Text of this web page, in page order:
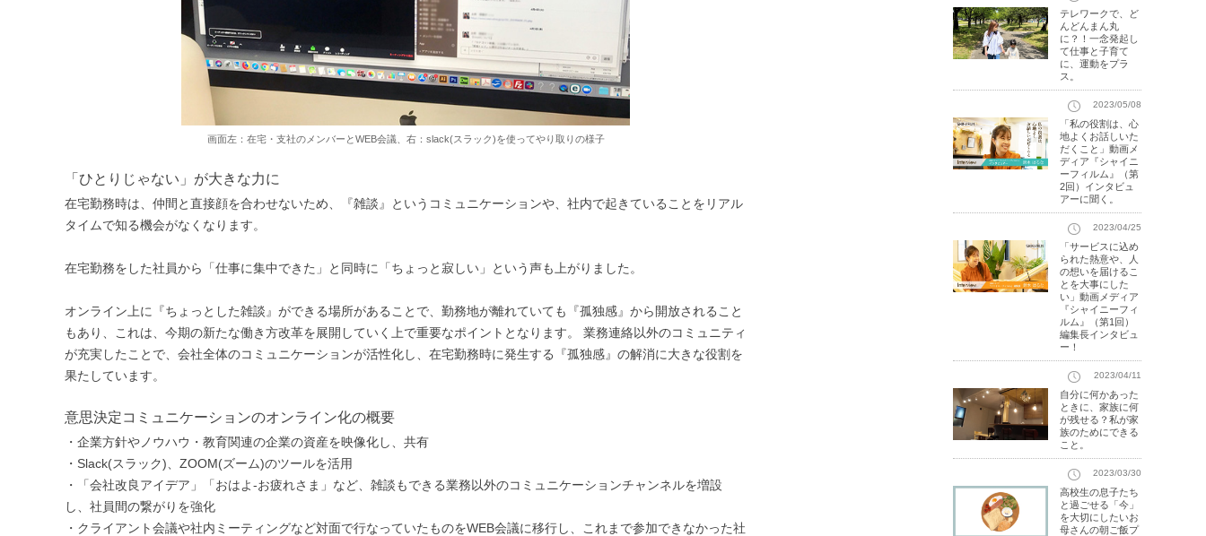
画面左：在宅・支社のメンバーとWEB会議、右：slack(スラック)を使ってやり取りの様子
「ひとりじゃない」が大きな力に
在宅勤務時は、仲間と直接顔を合わせないため、『雑談』というコミュニケーションや、社内で起きていることをリアル
タイムで知る機会がなくなります。
在宅勤務をした社員から「仕事に集中できた」と同時に「ちょっと寂しい」という声も上がりました。
オンライン上に『ちょっとした雑談』ができる場所があることで、勤務地が離れていても『孤独感』から開放されること
もあり、これは、今期の新たな働き方改革を展開していく上で重要なポイントとなります。 業務連絡以外のコミュニティ
が充実したことで、会社全体のコミュニケーションが活性化し、在宅勤務時に発生する『孤独感』の解消に大きな役割を
果たしています。
意思決定コミュニケーションのオンライン化の概要
・企業方針やノウハウ・教育関連の企業の資産を映像化し、共有
・Slack(スラック)、ZOOM(ズーム)のツールを活用
・「会社改良アイデア」「おはよ-お疲れさま」など、雑談もできる業務以外のコミュニケーションチャンネルを増設
し、社員間の繋がりを強化
・クライアント会議や社内ミーティングなど対面で行なっていたものをWEB会議に移行し、これまで参加できなかった社
テレワークで、ど
んどんまん丸
に？！一念発起し
て仕事と子育て
に、運動をプラ
ス。
2023/05/08
「私の役割は、心
地よくお話しいた
だくこと」動画メ
ディア『シャイニ
ーフィルム』（第
2回）インタビュ
アーに聞く。
2023/04/25
「サービスに込め
られた熱意や、人
の想いを届けるこ
とを大事にした
い」動画メディア
『シャイニーフィ
ルム』（第1回）
編集長インタビュ
ー！
2023/04/11
自分に何かあった
ときに、家族に何
が残せる？私が家
族のためにできる
こと。
2023/03/30
高校生の息子たち
と過ごせる「今」
を大切にしたいお
母さんの朝ご飯プ